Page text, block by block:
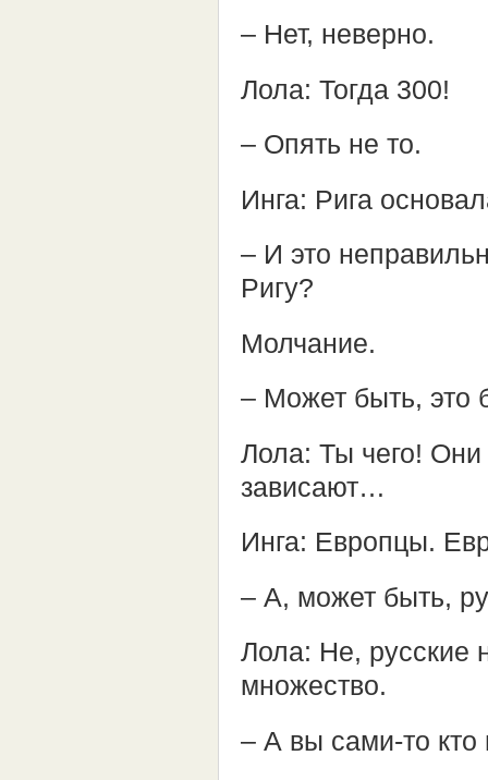
– Нет, неверно.
Лола: Тогда 300!
– Опять не то.
Инга: Рига
– И это
Ригу?
Молчание.
– Может быть, это
Лола: Ты чего!
зависают…
Инга: Европцы.
– А, может быть,
Лола: Не, русские
множество.
– А вы сами-то кто